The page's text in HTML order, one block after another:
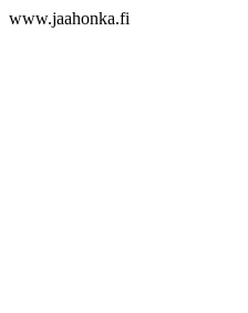
www.jaahonka.fi